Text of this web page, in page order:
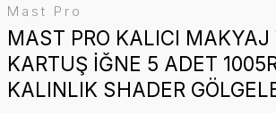
Mast Pro
MAST PRO KALICI MAKYAJ
KARTUŞ İĞNE 5 ADET
KALINLIK SHADER